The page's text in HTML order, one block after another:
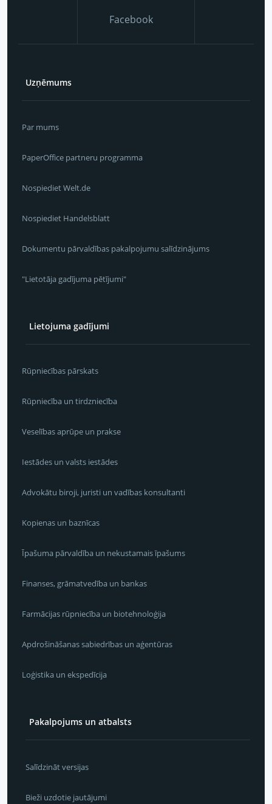
Facebook
Uzņēmums
Par mums
PaperOffice partneru programma
Nospiediet Welt.de
Nospiediet Handelsblatt
Dokumentu pārvaldības pakalpojumu salīdzinājums
"Lietotāja gadījuma pētījumi"
Lietojuma gadījumi
Rūpniecības pārskats
Rūpniecība un tirdzniecība
Veselības aprūpe un prakse
Iestādes un valsts iestādes
Advokātu biroji, juristi un vadības konsultanti
Kopienas un baznīcas
Īpašuma pārvaldība un nekustamais īpašums
Finanses, grāmatvedība un bankas
Farmācijas rūpniecība un biotehnoloģija
Apdrošināšanas sabiedrības un aģentūras
Loģistika un ekspedīcija
Pakalpojums un atbalsts
Salīdzināt versijas
Bieži uzdotie jautājumi